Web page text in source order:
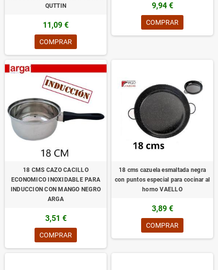
QUTTIN
11,09 €
COMPRAR
9,94 €
COMPRAR
18 CMS CAZO CACILLO
ECONOMICO INOXIDABLE PARA
INDUCCION CON MANGO NEGRO
ARGA
3,51 €
COMPRAR
18 cms cazuela esmaltada negra
con puntos especial para cocinar al
horno VAELLO
3,89 €
COMPRAR